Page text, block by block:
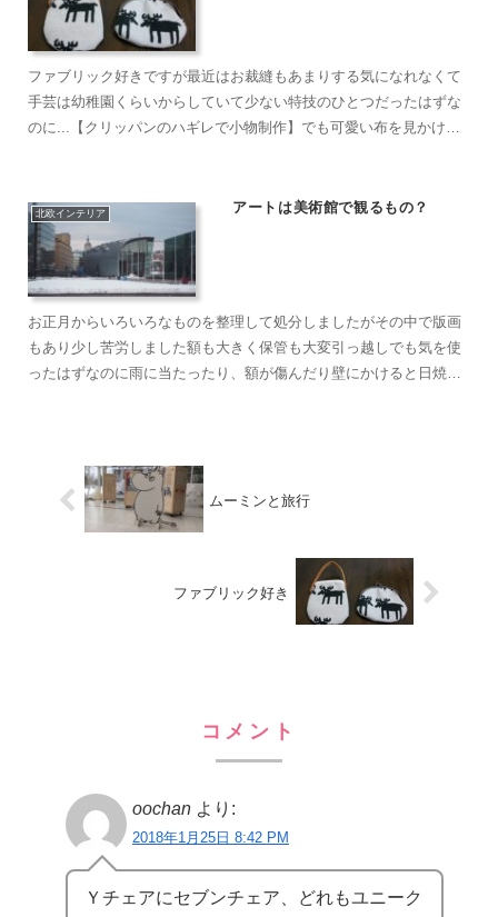
ファブリック好きですが最近はお裁縫もあまりする気になれなくて
手芸は幼稚園くらいからしていて少ない特技のひとつだったはずな
のに...【クリッパンのハギレで小物制作】でも可愛い布を見かける
北欧インテリア アートは美術館で観るもの？
お正月からいろいろなものを整理して処分しましたがその中で版画
もあり少し苦労しました額も大きく保管も大変引っ越しでも気を使
ったはずなのに雨に当たったり、額が傷んだり壁にかけると日焼け
ムーミンと旅行
ファブリック好き
コメント
oochan より:
2018年1月25日 8:42 PM
Ｙチェアにセブンチェア、どれもユニーク